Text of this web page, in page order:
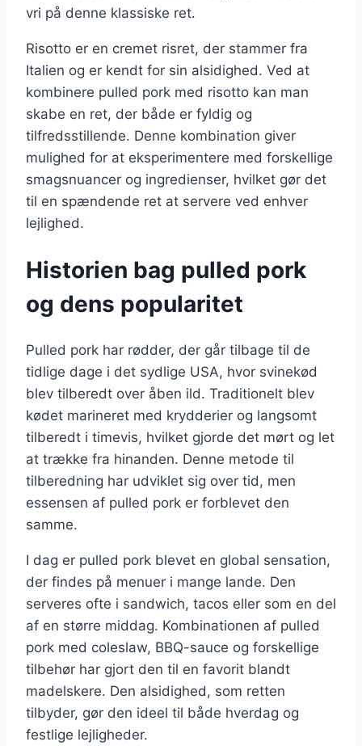
vri på denne klassiske ret.
Risotto er en cremet risret, der stammer fra
Italien og er kendt for sin alsidighed. Ved at
kombinere pulled pork med risotto kan man
skabe en ret, der både er fyldig og
tilfredsstillende. Denne kombination giver
mulighed for at eksperimentere med forskellige
smagsnuancer og ingredienser, hvilket gør det
til en spændende ret at servere ved enhver
lejlighed.
Historien bag pulled pork
og dens popularitet
Pulled pork har rødder, der går tilbage til de
tidlige dage i det sydlige USA, hvor svinekød
blev tilberedt over åben ild. Traditionelt blev
kødet marineret med krydderier og langsomt
tilberedt i timevis, hvilket gjorde det mørt og let
at trække fra hinanden. Denne metode til
tilberedning har udviklet sig over tid, men
essensen af pulled pork er forblevet den
samme.
I dag er pulled pork blevet en global sensation,
der findes på menuer i mange lande. Den
serveres ofte i sandwich, tacos eller som en del
af en større middag. Kombinationen af pulled
pork med coleslaw, BBQ-sauce og forskellige
tilbehør har gjort den til en favorit blandt
madelskere. Den alsidighed, som retten
tilbyder, gør den ideel til både hverdag og
festlige lejligheder.